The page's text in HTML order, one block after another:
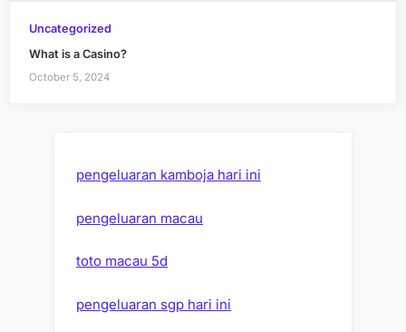
Uncategorized
What is a Casino?
October 5, 2024
pengeluaran kamboja hari ini
pengeluaran macau
toto macau 5d
pengeluaran sgp hari ini